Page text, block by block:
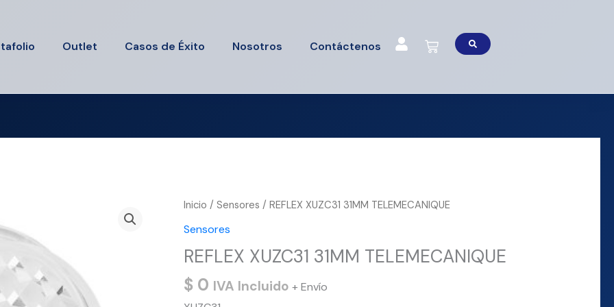
Outlet Casos de Éxito Nosotros Contáctenos Cart
Inicio / Sensores / REFLEX XUZC31 31MM TELEMECANIQUE
Sensores
REFLEX XUZC31 31MM TELEMECANIQUE
$ 0 IVA Incluido + Envío